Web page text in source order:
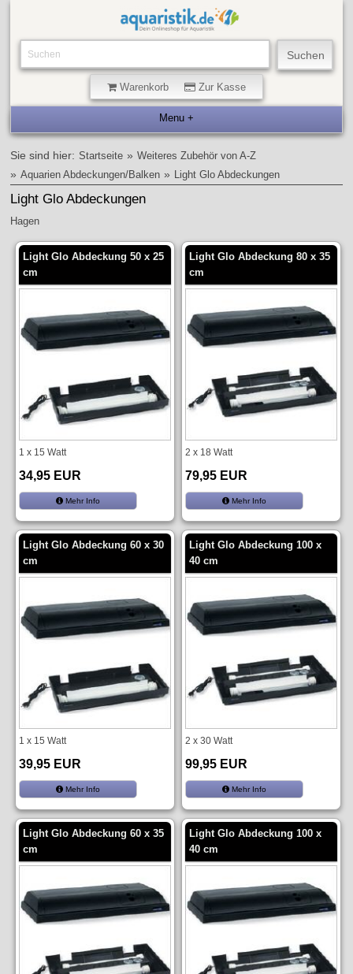
Warenkorb Zur Kasse
Sie sind hier: Startseite » Weiteres Zubehör von A-Z
» Aquarien Abdeckungen/Balken » Light Glo Abdeckungen
Light Glo Abdeckungen
Hagen
Light Glo Abdeckung 50 x 25
cm
1 x 15 Watt
34,95 EUR
Mehr Info
Light Glo Abdeckung 60 x 30
cm
1 x 15 Watt
39,95 EUR
Mehr Info
Light Glo Abdeckung 60 x 35
cm
Light Glo Abdeckung 80 x 35
cm
2 x 18 Watt
79,95 EUR
Mehr Info
Light Glo Abdeckung 100 x
40 cm
2 x 30 Watt
99,95 EUR
Mehr Info
Light Glo Abdeckung 100 x
40 cm